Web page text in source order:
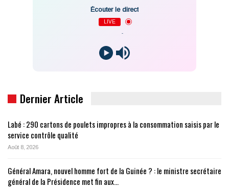
Écouter le direct
LIVE
Dernier Article
Labé : 290 cartons de poulets impropres à la consommation saisis par le
service contrôle qualité
Août 8, 2026
Général Amara, nouvel homme fort de la Guinée ? : le ministre secrétaire
général de la Présidence met fin aux…